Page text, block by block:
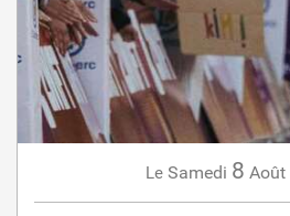
Le Samedi 8 Août